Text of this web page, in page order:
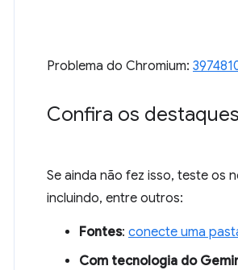
Problema do Chromium:
Confira os
Se ainda não fez isso, teste os
incluindo, entre outros:
Fontes: conecte uma
Com tecnologia do